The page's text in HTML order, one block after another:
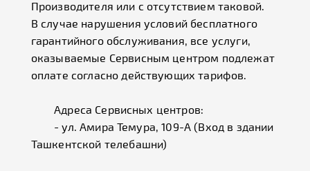
Производителя или с отсутствием таковой.
В случае нарушения условий бесплатного
гарантийного обслуживания, все услуги,
оказываемые Сервисным центром подлежат
оплате согласно действующих тарифов.
Адреса Сервисных центров:
- ул. Амира Темура, 109-А (Вход в здании
Ташкентской телебашни)